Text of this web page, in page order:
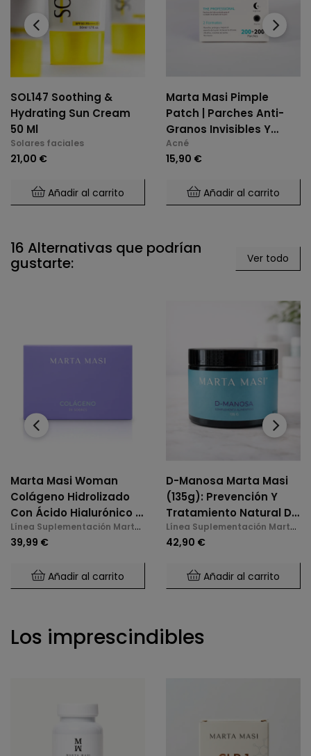
SOL147 Soothing &
Hydrating Sun Cream
50 Ml
Solares faciales
21,00 €
Añadir al carrito
Marta Masi Pimple
Patch | Parches Anti-
Granos Invisibles Y
Ultra-Rápidos (200+200
Parches)
Acné
15,90 €
Añadir al carrito
‹ ›
16 Alternativas que podrían
gustarte: Ver todo
Marta Masi Woman
Colágeno Hidrolizado
Con Ácido Hialurónico Y
Vitamina C 30 Sobres
Línea Suplementación Marta
Masi
39,99 €
Añadir al carrito
D-Manosa Marta Masi
(135g): Prevención Y
Tratamiento Natural De
La Cistitis E Infecciones
De Orina
Línea Suplementación Marta
Masi
42,90 €
Añadir al carrito
‹ ›
Los imprescindibles